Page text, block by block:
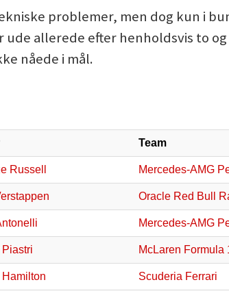
problemer, men dog kun i
ude allerede efter henholdsvis to
nåede i mål.
Team
Russell Mercedes-AMG
Oracle Red Bull
Mercedes-AMG
McLaren Formula
Hamilton Scuderia Ferrari